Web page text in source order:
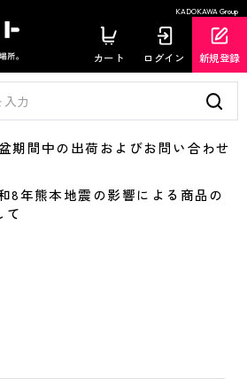
KADOKAWA Group
カート ログイン 新規登録
間中の出荷およびお問い合わせ
年熊本地震の影響による商品の
て